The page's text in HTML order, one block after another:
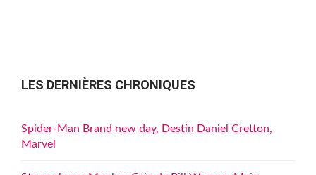
LES DERNIÈRES CHRONIQUES
Spider-Man Brand new day, Destin Daniel Cretton,
Marvel